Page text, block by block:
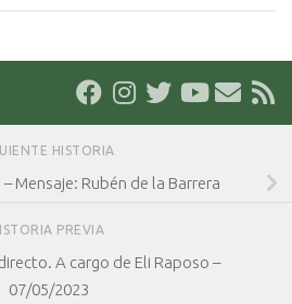
HISTORIA
Mensaje: Rubén de la Barrera
PREVIA
A cargo de Eli Raposo –
07/05/2023